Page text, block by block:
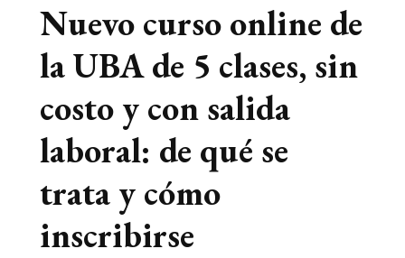
Nuevo curso online de
la UBA de 5 clases, sin
costo y con salida
laboral: de qué se
trata y cómo
inscribirse